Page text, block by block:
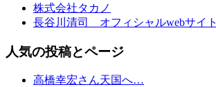
株式会社タカノ
長谷川清司 オフィシャルwebサイト
人気の投稿とページ
高橋幸宏さん天国へ…